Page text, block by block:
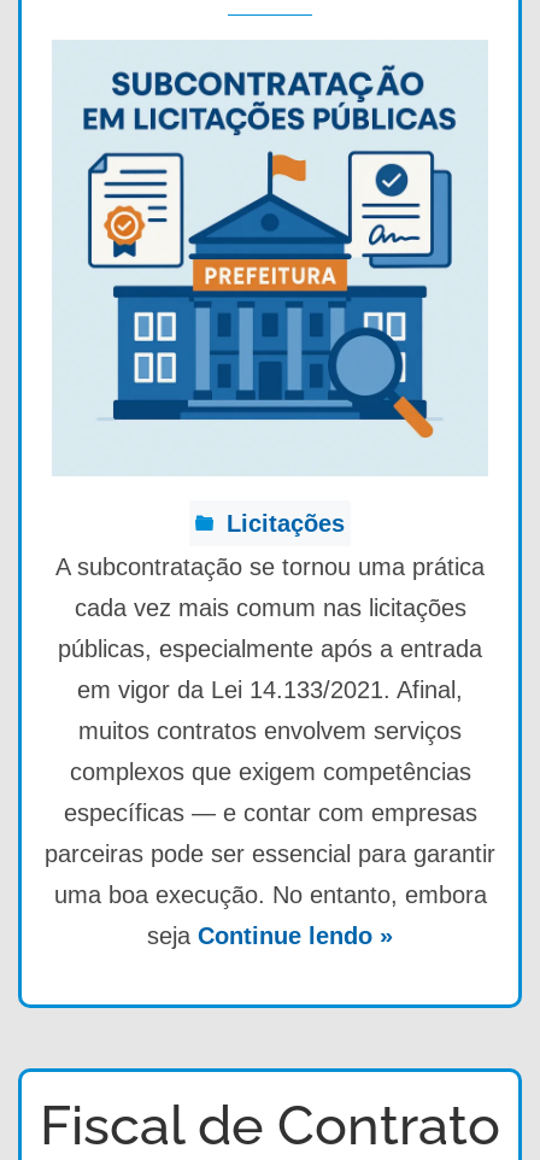
Licitações
A subcontratação se tornou uma prática
cada vez mais comum nas licitações
públicas, especialmente após a entrada
em vigor da Lei 14.133/2021. Afinal,
muitos contratos envolvem serviços
complexos que exigem competências
específicas — e contar com empresas
parceiras pode ser essencial para garantir
uma boa execução. No entanto, embora
seja Continue lendo »
Fiscal de Contrato